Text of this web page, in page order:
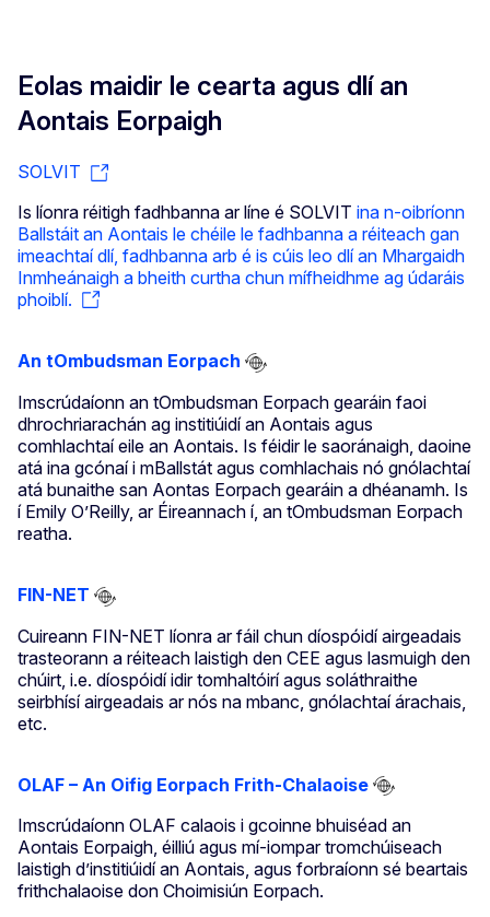
Eolas maidir le cearta agus dlí an
Aontais Eorpaigh
SOLVIT
Is líonra réitigh fadhbanna ar líne é SOLVIT ina n-oibríonn
Ballstáit an Aontais le chéile le fadhbanna a réiteach gan
imeachtaí dlí, fadhbanna arb é is cúis leo dlí an Mhargaidh
Inmheánaigh a bheith curtha chun mífheidhme ag údaráis
phoiblí.
An tOmbudsman Eorpach
Imscrúdaíonn an tOmbudsman Eorpach gearáin faoi
dhrochriarachán ag institiúidí an Aontais agus
comhlachtaí eile an Aontais. Is féidir le saoránaigh, daoine
atá ina gcónaí i mBallstát agus comhlachais nó gnólachtaí
atá bunaithe san Aontas Eorpach gearáin a dhéanamh. Is
í Emily O’Reilly, ar Éireannach í, an tOmbudsman Eorpach
reatha.
FIN-NET
Cuireann FIN-NET líonra ar fáil chun díospóidí airgeadais
trasteorann a réiteach laistigh den CEE agus lasmuigh den
chúirt, i.e. díospóidí idir tomhaltóirí agus soláthraithe
seirbhísí airgeadais ar nós na mbanc, gnólachtaí árachais,
etc.
OLAF – An Oifig Eorpach Frith-Chalaoise
Imscrúdaíonn OLAF calaois i gcoinne bhuiséad an
Aontais Eorpaigh, éilliú agus mí-iompar tromchúiseach
laistigh d’institiúidí an Aontais, agus forbraíonn sé beartais
frithchalaoise don Choimisiún Eorpach.